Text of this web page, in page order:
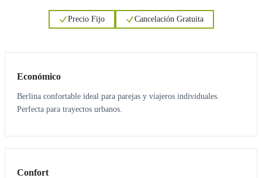
Precio Fijo Cancelación Gratuita
Económico
Berlina confortable ideal para parejas y viajeros individuales.
Perfecta para trayectos urbanos.
3 3
Confort